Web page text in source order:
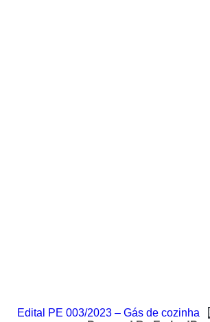
Edital PE 003/2023 – Gás de cozinha